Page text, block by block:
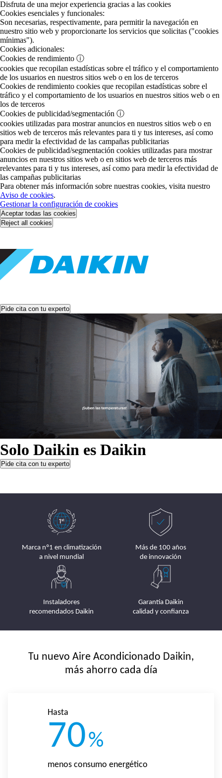
Disfruta de una mejor experiencia gracias a las cookies
Cookies esenciales y funcionales:
Son necesarias, respectivamente, para permitir la navegación en
nuestro sitio web y proporcionarte los servicios que solicitas ("cookies
mínimas").
Cookies adicionales:
Cookies de rendimiento ⓘ
cookies que recopilan estadísticas sobre el tráfico y el comportamiento
de los usuarios en nuestros sitios web o en los de terceros
Cookies de rendimiento cookies que recopilan estadísticas sobre el
tráfico y el comportamiento de los usuarios en nuestros sitios web o en
los de terceros
Cookies de publicidad/segmentación ⓘ
cookies utilizadas para mostrar anuncios en nuestros sitios web o en
sitios web de terceros más relevantes para ti y tus intereses, así como
para medir la efectividad de las campañas publicitarias
Cookies de publicidad/segmentación cookies utilizadas para mostrar
anuncios en nuestros sitios web o en sitios web de terceros más
relevantes para ti y tus intereses, así como para medir la efectividad de
las campañas publicitarias
Para obtener más información sobre nuestras cookies, visita nuestro
Aviso de cookies.
Gestionar la configuración de cookies
Aceptar todas las cookies
Reject all cookies
Pide cita con tu experto
Solo Daikin es Daikin
Pide cita con tu experto
Marca nº1 en climatización
a nivel mundial
Más de 100 años
de innovación
Instaladores
recomendados Daikin
Garantía Daikin
calidad y confianza
Tu nuevo Aire Acondicionado Daikin,
más ahorro cada día
Hasta
70%
menos consumo energético